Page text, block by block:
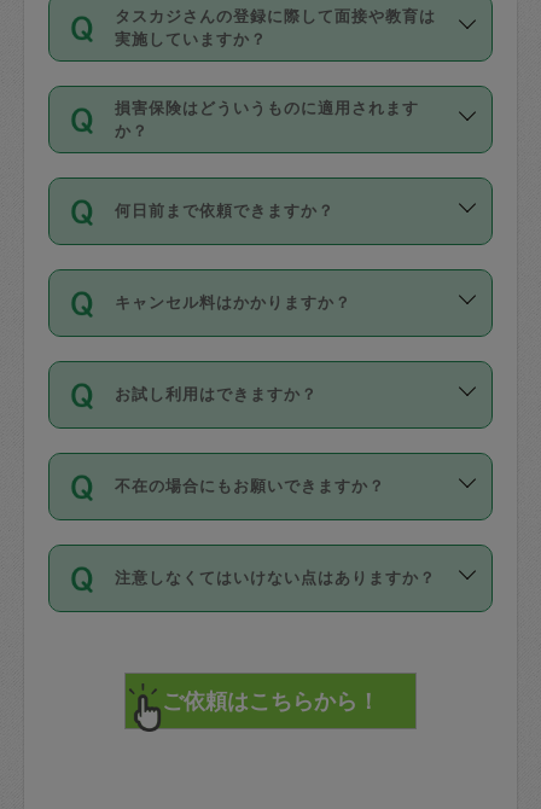
動計算で表示されます。
開始時間を２時間前後変更することが可
能です。依頼送信後、個別にタスカジさ
んにメッセージを送り調整してくださ
い。ただし、２時間を越えての調整はで
時間も被らない場合、損害保険の対象外
確認してください。
基本的に、高所での作業や危険作業、屋
外での作業は対象外です。
方、栄養士・調理師といった資格者で保
育園や学校の給食やレストランで料理関
係の専門職に従事されていた方、日本で
すでにハウスキーパーや英語の先生とし
てお仕事をしているフィリピン出身の
社員など様々なバックグラウンドの方が
登録しています。
日本語も話せる方など様々です。
ールに記載していますので、各自の得意
を依頼してください。
タスカジさんの登録に際して面接や教育は
実施していますか？
応募の際に、各自事務局との面接と説明
を行っています。その後、身分証明書の
写真提出をしていただいています。外国
確認しています。タスカジさんトレーニ
ング動画を使ったセルフトレーニングの
現場トライアルを受け、合格したタスカ
ジさんが活動されています。
※テストセンターの講評は１件目のレビュ
参考
【詳細】タスカジさんの登録に際
損害保険はどういうものに適用されます
か？
依頼者とタスカジさんとの間でタスカジ
を通して成立した作業時間内での作業に
適用されます。作業範囲は、掃除、洗
です。作業中に物を壊したり、人にけが
をさせたりした場合が対象で、補償金額
す。
写真を撮り、
詳細FAQ：
損害賠償保険について教えて
何日前まで依頼できますか？
ご依頼は、現在を起点に3日後（72時間
以降）の日時から受付可能となっていま
す。
タスカジさんへ「募集」をかけることが
可能です。
キャンセル料はかかりますか？
キャンセル料には、以下の2種類がありま
す。
1. 直前キャンセル（定期、スポット契約
共通）
72時間を超える※と、以下のキャンセル
料が発生します。
直前キャンセル料：
72時間前〜24時間前＝依頼料金の50%
お試し利用はできますか？
「お試し利用」というメニューはありま
せんが、「一回のみ」依頼を活用するこ
とによって、気に入ったタスカジさんを
まず、条件の合う気になるタスカジさ
みてください。
その後、一番気に入ったタスカジさんに
不在の場合にもお願いできますか？
不在の場合の作業はタスカジさんの同意
が必要です。数回の依頼ののち、タスカ
ジさんと依頼者の間で十分な信頼関係が
てください。
不在時に部屋に入るためにタスカジさん
注意しなくてはいけない点はありますか？
で、必ず鍵のかかるロッカーや金庫に入
れて依頼者の責任の元管理するよう心掛
けてください。